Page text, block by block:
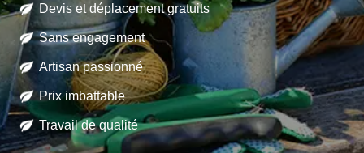
Devis et déplacement gratuits
Sans engagement
Artisan passionné
Prix imbattable
Travail de qualité